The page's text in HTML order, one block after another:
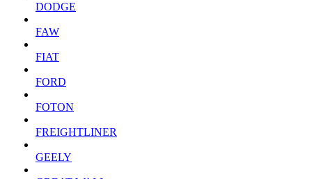
DODGE
FAW
FIAT
FORD
FOTON
FREIGHTLINER
GEELY